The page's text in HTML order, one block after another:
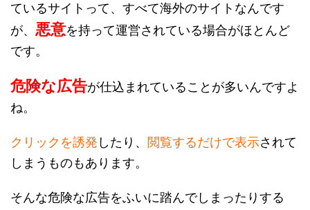
ているサイトって、すべて海外のサイトなんです
が、 悪意を持って運営されている場合がほとんど
です。
危険な広告が仕込まれていることが多いんですよ
ね。
クリックを誘発 したり、 閲覧するだけで表示されて
しまうものもあります。
そんな危険な広告をふいに踏んでしまったりする